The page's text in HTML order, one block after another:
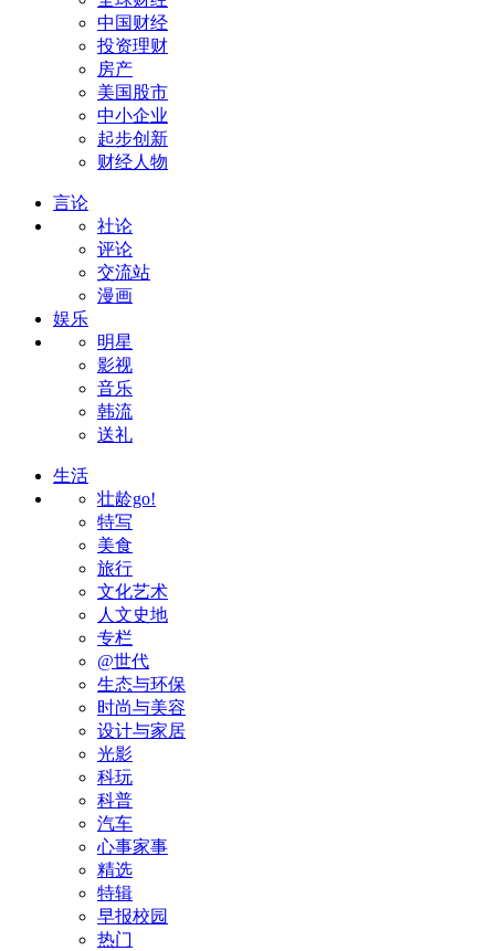
中国财经
投资理财
房产
美国股市
中小企业
起步创新
财经人物
言论
社论
评论
交流站
漫画
娱乐
明星
影视
音乐
韩流
送礼
生活
壮龄go!
特写
美食
旅行
文化艺术
人文史地
专栏
@世代
生态与环保
时尚与美容
设计与家居
光影
科玩
科普
汽车
心事家事
精选
特辑
早报校园
热门